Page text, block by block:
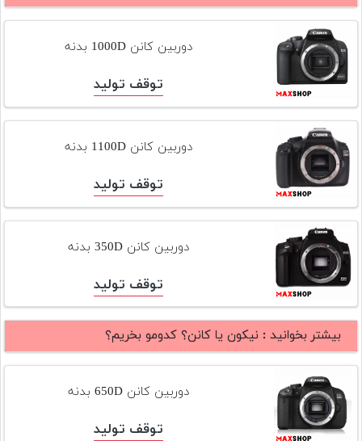
دوربین کانن 1000D بدنه
توقف تولید
دوربین کانن 1100D بدنه
توقف تولید
دوربین کانن 350D بدنه
توقف تولید
بیشتر بخوانید : نیکون یا کانن؟ کدومو بخریم؟
دوربین کانن 650D بدنه
توقف تولید